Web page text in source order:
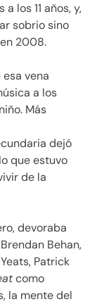
los 11 años, y,
sobrio sino
2008.
vena
a los
Más
dejó
que estuvo
de la
devoraba
Behan,
Patrick
como
la mente del